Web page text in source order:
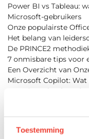
Toestemming
Power BI vs Tableau:
Microsoft-gebruikers
Onze populairste
Het belang van
De PRINCE2
7 onmisbare tips voor
Een Overzicht van
Microsoft Copilot: Wat
Functioneel
Een greep uit onze